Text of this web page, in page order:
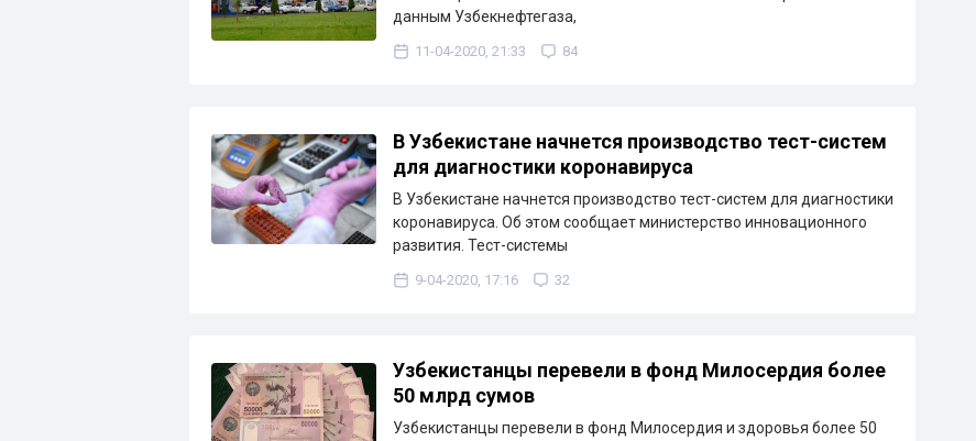
данным Узбекнефтегаза,
11-04-2020, 21:33 84
В Узбекистане начнется производство тест-систем
для диагностики коронавируса
В Узбекистане начнется производство тест-систем для диагностики
коронавируса. Об этом сообщает министерство инновационного
развития. Тест-системы
9-04-2020, 17:16 32
Узбекистанцы перевели в фонд Милосердия более
50 млрд сумов
Узбекистанцы перевели в фонд Милосердия и здоровья более 50